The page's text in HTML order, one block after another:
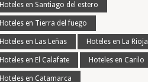
Hoteles en Santiago del estero
Hoteles en Tierra del fuego
Hoteles en Las Leñas Hoteles en La Rioja
Hoteles en El Calafate Hoteles en Carilo
Hoteles en Catamarca